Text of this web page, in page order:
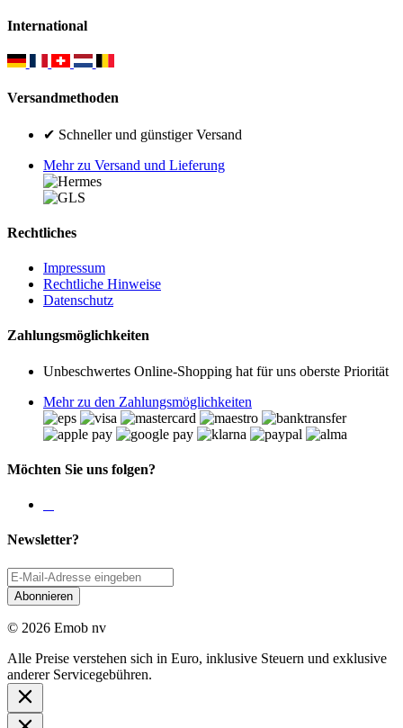
International
Versandmethoden
✔ Schneller und günstiger Versand
Mehr zu Versand und Lieferung
Rechtliches
Impressum
Rechtliche Hinweise
Datenschutz
Zahlungsmöglichkeiten
Unbeschwertes Online-Shopping hat für uns oberste Priorität
Mehr zu den Zahlungsmöglichkeiten
Möchten Sie uns folgen?
Newsletter?
Abonnieren
© 2026 Emob nv
Alle Preise verstehen sich in Euro, inklusive Steuern und exklusive
anderer Servicegebühren.